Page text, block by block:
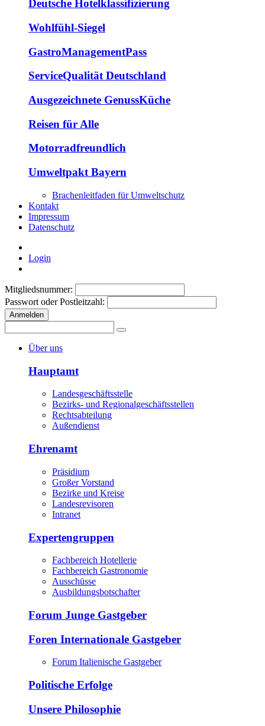
Deutsche Hotelklassifizierung
Wohlfühl-Siegel
GastroManagementPass
ServiceQualität Deutschland
Ausgezeichnete GenussKüche
Reisen für Alle
Motorradfreundlich
Umweltpakt Bayern
Brachenleitfaden für Umweltschutz
Kontakt
Impressum
Datenschutz
Login
Mitgliedsnummer:
Passwort oder Postleitzahl:
Anmelden
Über uns
Hauptamt
Landesgeschäftsstelle
Bezirks- und Regionalgeschäftsstellen
Rechtsabteilung
Außendienst
Ehrenamt
Präsidium
Großer Vorstand
Bezirke und Kreise
Landesrevisoren
Intranet
Expertengruppen
Fachbereich Hotellerie
Fachbereich Gastronomie
Ausschüsse
Ausbildungsbotschafter
Forum Junge Gastgeber
Foren Internationale Gastgeber
Forum Italienische Gastgeber
Politische Erfolge
Unsere Philosophie